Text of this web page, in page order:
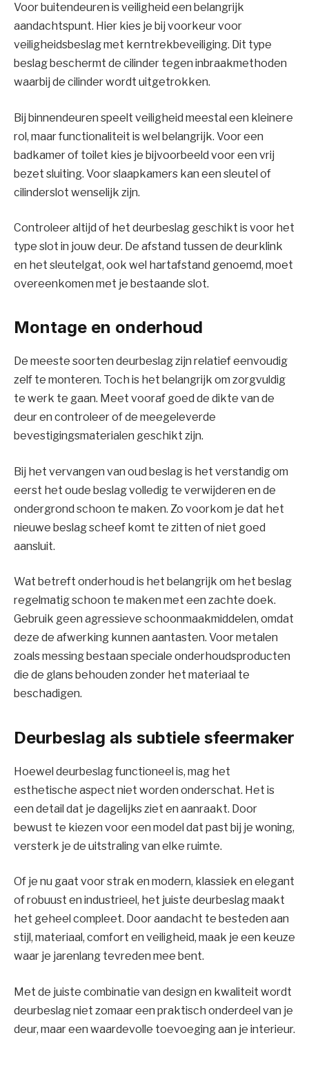
Voor buitendeuren is veiligheid een belangrijk
aandachtspunt. Hier kies je bij voorkeur voor
veiligheidsbeslag met kerntrekbeveiliging. Dit type
beslag beschermt de cilinder tegen inbraakmethoden
waarbij de cilinder wordt uitgetrokken.
Bij binnendeuren speelt veiligheid meestal een kleinere
rol, maar functionaliteit is wel belangrijk. Voor een
badkamer of toilet kies je bijvoorbeeld voor een vrij
bezet sluiting. Voor slaapkamers kan een sleutel of
cilinderslot wenselijk zijn.
Controleer altijd of het deurbeslag geschikt is voor het
type slot in jouw deur. De afstand tussen de deurklink
en het sleutelgat, ook wel hartafstand genoemd, moet
overeenkomen met je bestaande slot.
Montage en onderhoud
De meeste soorten deurbeslag zijn relatief eenvoudig
zelf te monteren. Toch is het belangrijk om zorgvuldig
te werk te gaan. Meet vooraf goed de dikte van de
deur en controleer of de meegeleverde
bevestigingsmaterialen geschikt zijn.
Bij het vervangen van oud beslag is het verstandig om
eerst het oude beslag volledig te verwijderen en de
ondergrond schoon te maken. Zo voorkom je dat het
nieuwe beslag scheef komt te zitten of niet goed
aansluit.
Wat betreft onderhoud is het belangrijk om het beslag
regelmatig schoon te maken met een zachte doek.
Gebruik geen agressieve schoonmaakmiddelen, omdat
deze de afwerking kunnen aantasten. Voor metalen
zoals messing bestaan speciale onderhoudsproducten
die de glans behouden zonder het materiaal te
beschadigen.
Deurbeslag als subtiele sfeermaker
Hoewel deurbeslag functioneel is, mag het
esthetische aspect niet worden onderschat. Het is
een detail dat je dagelijks ziet en aanraakt. Door
bewust te kiezen voor een model dat past bij je woning,
versterk je de uitstraling van elke ruimte.
Of je nu gaat voor strak en modern, klassiek en elegant
of robuust en industrieel, het juiste deurbeslag maakt
het geheel compleet. Door aandacht te besteden aan
stijl, materiaal, comfort en veiligheid, maak je een keuze
waar je jarenlang tevreden mee bent.
Met de juiste combinatie van design en kwaliteit wordt
deurbeslag niet zomaar een praktisch onderdeel van je
deur, maar een waardevolle toevoeging aan je interieur.